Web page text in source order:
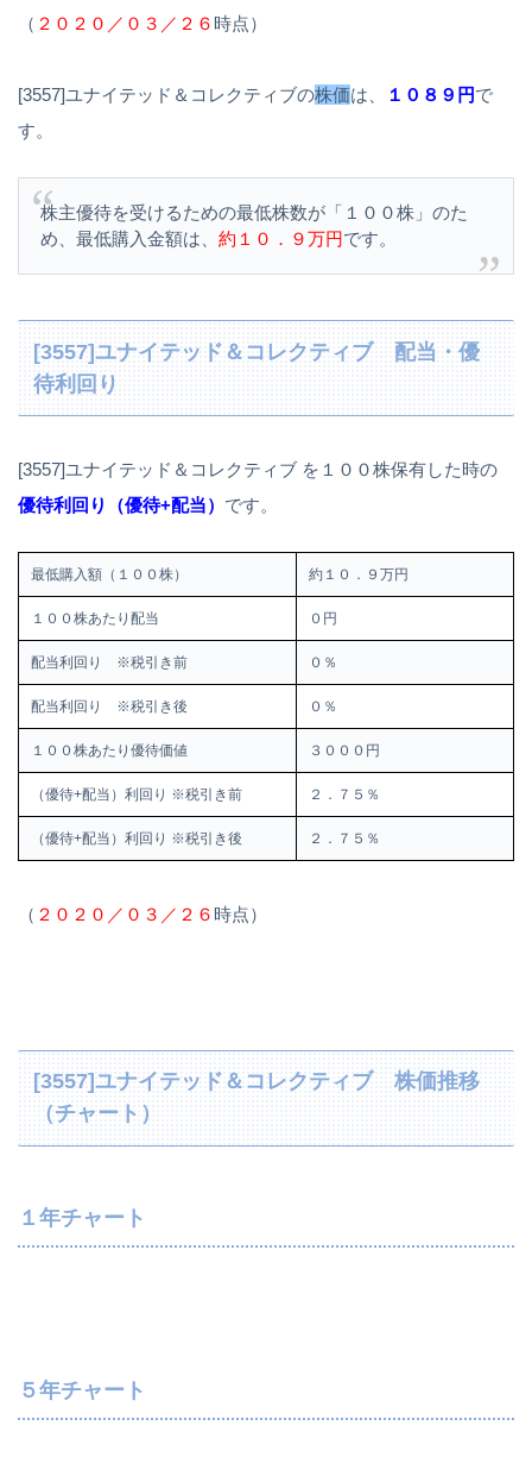
（ ２０２０／０３／２６時点）
[3557]ユナイテッド＆コレクティブの株価は、 １０８９円で
す。
株主優待を受けるための最低株数が「１００株」のた
め、最低購入金額は、 約１０．９万円です。
[3557]ユナイテッド＆コレクティブ 配当・優
待利回り
[3557]ユナイテッド＆コレクティブ を１００株保有した時の
優待利回り（優待+配当） です。
最低購入額（１００株） 約１０．９万円
１００株あたり配当 ０円
配当利回り ※税引き前 ０％
配当利回り ※税引き後 ０％
１００株あたり優待価値 ３０００円
（優待+配当）利回り ※税引き前 ２．７５％
（優待+配当）利回り ※税引き後 ２．７５％
（ ２０２０／０３／２６時点）
[3557]ユナイテッド＆コレクティブ 株価推移
（チャート）
１年チャート
５年チャート